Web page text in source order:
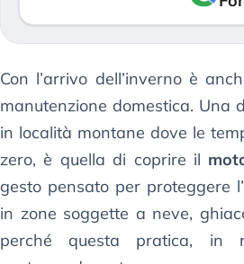
Con l’arrivo dell’inverno è
manutenzione domestica. Una
in località montane dove le
zero, è quella di coprire il
gesto pensato per proteggere
in zone soggette a neve,
perché questa pratica,